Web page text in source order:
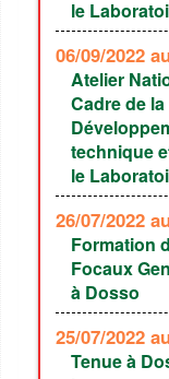
le
06/09/2022
Atelier
Cadre de
technique
le
26/07/2022
Formation
Focaux
à Dosso
25/07/2022
Tenue à